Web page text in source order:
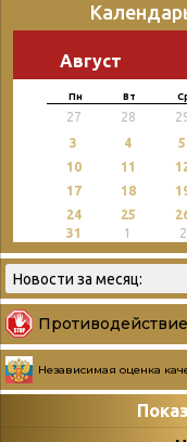
Август
Пн Вт
27 28
3 4 5
10
11
17
18
24 25
31
1 2
Независимая оценка